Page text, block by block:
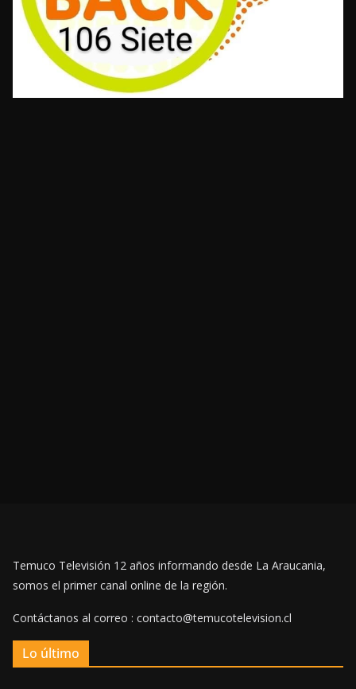
Temuco Televisión 12 años informando desde La Araucania,
somos el primer canal online de la región.
Contáctanos al correo : contacto@temucotelevision.cl
Lo último